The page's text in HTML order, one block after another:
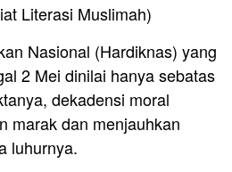
Literasi Muslimah)
Nasional (Hardiknas) yang
2 Mei dinilai hanya sebatas
dekadensi moral
marak dan menjauhkan
luhurnya.